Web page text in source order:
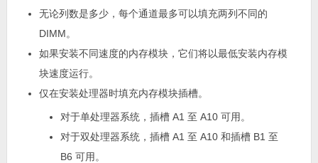
无论列数是多少，每个通道最多可以填充两列不同的
DIMM。
如果安装不同速度的内存模块，它们将以最低安装内存模
块速度运行。
仅在安装处理器时填充内存模块插槽。
对于单处理器系统，插槽 A1 至 A10 可用。
对于双处理器系统，插槽 A1 至 A10 和插槽 B1 至
B6 可用。